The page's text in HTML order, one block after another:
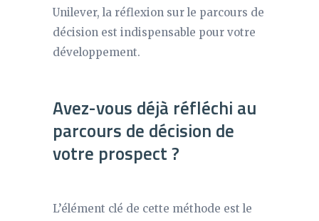
Unilever, la réflexion sur le parcours de
décision est indispensable pour votre
développement.
Avez-vous déjà réfléchi au
parcours de décision de
votre prospect ?
L’élément clé de cette méthode est le